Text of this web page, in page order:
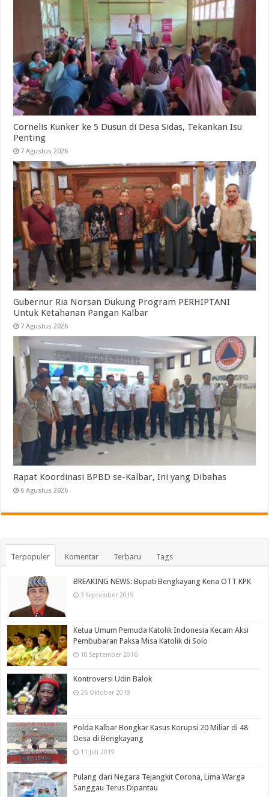
Cornelis Kunker ke 5 Dusun di Desa Sidas, Tekankan Isu
Penting
7 Agustus 2026
Gubernur Ria Norsan Dukung Program PERHIPTANI
Untuk Ketahanan Pangan Kalbar
7 Agustus 2026
Rapat Koordinasi BPBD se-Kalbar, Ini yang Dibahas
6 Agustus 2026
Terpopuler Komentar Terbaru Tags
BREAKING NEWS: Bupati Bengkayang Kena OTT KPK
3 September 2019
Ketua Umum Pemuda Katolik Indonesia Kecam Aksi
Pembubaran Paksa Misa Katolik di Solo
10 September 2016
Kontroversi Udin Balok
26 Oktober 2019
Polda Kalbar Bongkar Kasus Korupsi 20 Miliar di 48
Desa di Bengkayang
11 Juli 2019
Pulang dari Negara Tejangkit Corona, Lima Warga
Sanggau Terus Dipantau